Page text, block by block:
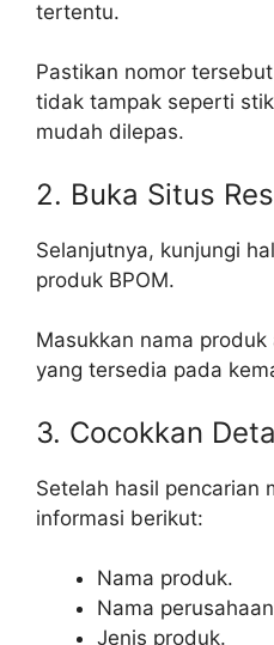
tertentu.
Pastikan nomor
tidak tampak seperti
mudah dilepas.
2. Buka Situs
Selanjutnya, kunjungi
produk BPOM.
Masukkan nama
yang tersedia pada
3. Cocokkan
Setelah hasil pencarian
informasi berikut:
Nama produk.
Nama
Jenis produk.